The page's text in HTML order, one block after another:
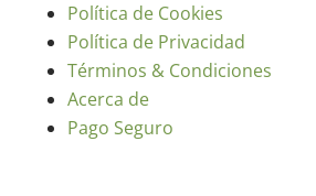
Política de Cookies
Política de Privacidad
Términos & Condiciones
Acerca de
Pago Seguro